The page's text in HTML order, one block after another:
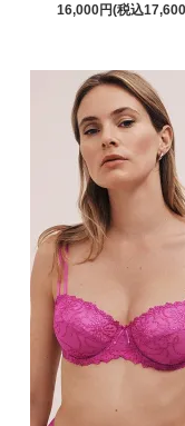
16,000円(税込